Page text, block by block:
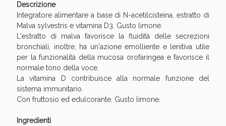
Descrizione
Integratore alimentare a base di N-acetilcisteina, estratto di
Malva sylvestris e vitamina D3. Gusto limone.
L'estratto di malva favorisce la fluidità delle secrezioni
bronchiali, inoltre, ha un'azione emolliente e lenitiva utile
per la funzionalità della mucosa orofaringea e favorisce il
normale tono della voce.
La vitamina D contribuisce alla normale funzione del
sistema immunitario.
Con fruttosio ed edulcorante. Gusto limone.
Ingredienti